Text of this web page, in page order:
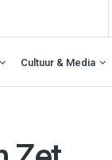
Cultuur & Media